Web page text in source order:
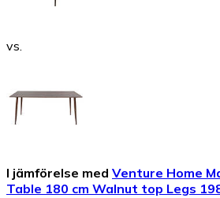
vs.
I jämförelse med Venture Home
Table 180 cm Walnut top Legs